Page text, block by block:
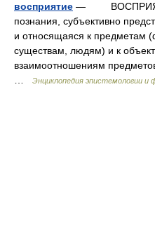
восприятие —
познания, субъективно
и относящаяся к предметам
существам, людям) и к
взаимоотношениям
Энциклопедия эпистемологии и